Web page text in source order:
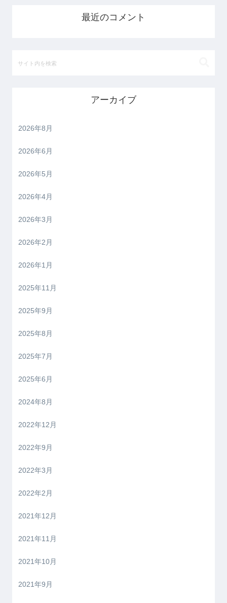
最近のコメント
アーカイブ
2026年8月
2026年6月
2026年5月
2026年4月
2026年3月
2026年2月
2026年1月
2025年11月
2025年9月
2025年8月
2025年7月
2025年6月
2024年8月
2022年12月
2022年9月
2022年3月
2022年2月
2021年12月
2021年11月
2021年10月
2021年9月